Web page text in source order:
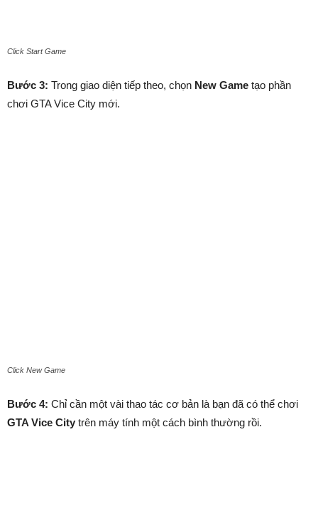
Click Start Game
Bước 3: Trong giao diện tiếp theo, chọn New Game tạo phần
chơi GTA Vice City mới.
Click New Game
Bước 4: Chỉ cần một vài thao tác cơ bản là bạn đã có thể chơi
GTA Vice City trên máy tính một cách bình thường rồi.